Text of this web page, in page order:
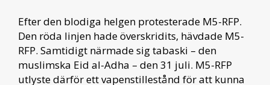
Efter den blodiga helgen protesterade M5-RFP.
Den röda linjen hade överskridits, hävdade M5-
RFP. Samtidigt närmade sig tabaski – den
muslimska Eid al-Adha – den 31 juli. M5-RFP
utlyste därför ett vapenstillestånd för att kunna